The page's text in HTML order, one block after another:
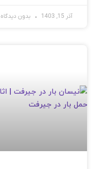
آذر 15, 1403 بدون دیدگاه